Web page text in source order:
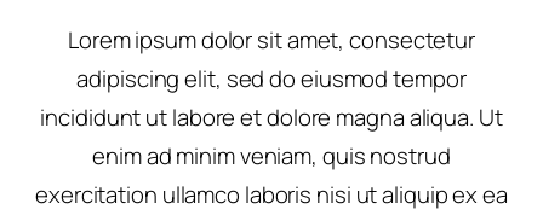
Lorem ipsum dolor sit amet, consectetur
adipiscing elit, sed do eiusmod tempor
incididunt ut labore et dolore magna aliqua. Ut
enim ad minim veniam, quis nostrud
exercitation ullamco laboris nisi ut aliquip ex ea